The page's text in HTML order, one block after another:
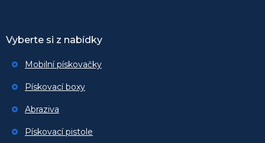
Vyberte si z nabídky
Mobilní pískovačky
Pískovací boxy
Abraziva
Pískovací pistole